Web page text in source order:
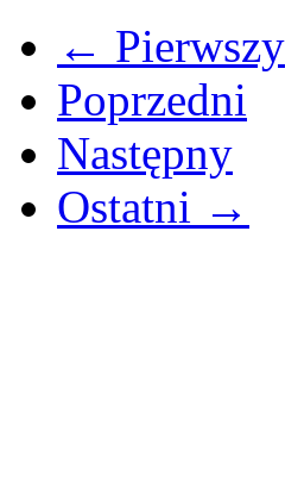
← Pierwszy
Poprzedni
Następny
Ostatni →